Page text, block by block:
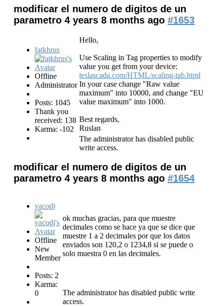
modificar el numero de digitos de un
parametro 4 years 8 months ago #1653
fatkhrus
Offline
Administrator
Posts: 1045
Thank you
received: 138
Karma: -102
Hello,
Use Scaling in Tag properties to modify
value you get from your device:
teslascada.com/HTML/scaling-tab.html
In your case change "Raw value
maximum" into 10000, and change "EU
value maximum" into 1000.
Best regards,
Ruslan
The administrator has disabled public
write access.
modificar el numero de digitos de un
parametro 4 years 8 months ago #1654
vacodj
Offline
New
Member
Posts: 2
Karma:
0
ok muchas gracias, para que muestre
decimales como se hace ya que se dice que
muestre 1 a 2 decimales por que los datos
enviados son 120,2 o 1234,8 si se puede o
solo muestra 0 en las decimales.
The administrator has disabled public write
access.